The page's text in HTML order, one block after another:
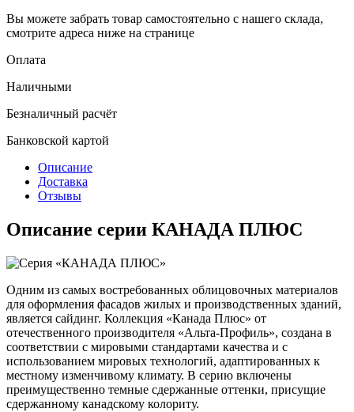
Вы можете забрать товар самостоятельно с нашего склада,
смотрите адреса ниже на странице
Оплата
Наличными
Безналичный расчёт
Банковской картой
Описание
Доставка
Отзывы
Описание серии КАНАДА ПЛЮС
Одним из самых востребованных облицовочных материалов
для оформления фасадов жилых и производственных зданий,
является сайдинг. Коллекция «Канада Плюс» от
отечественного производителя «Альта-Профиль», создана в
соответствии с мировыми стандартами качества и с
использованием мировых технологий, адаптированных к
местному изменчивому климату. В серию включены
преимущественно темные сдержанные оттенки, присущие
сдержанному канадскому колориту.